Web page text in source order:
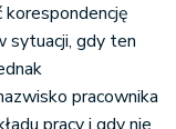
sytuacji, gdy ten
pracownika